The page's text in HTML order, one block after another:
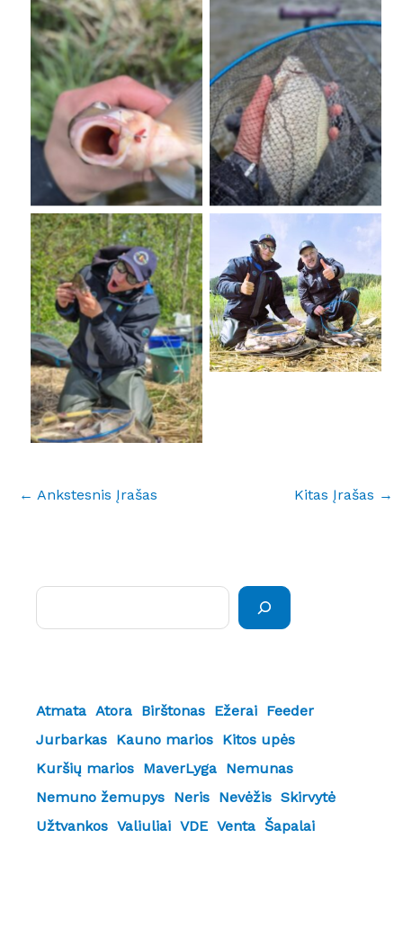
No Caption No Caption
No Caption
No Caption
← Ankstesnis Įrašas Kitas Įrašas →
Atmata Atora Birštonas Ežerai Feeder
Jurbarkas Kauno marios Kitos upės
Kuršių marios MaverLyga Nemunas
Nemuno žemupys Neris Nevėžis Skirvytė
Užtvankos Valiuliai VDE Venta Šapalai